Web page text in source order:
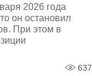
2026 года
он остановил
При этом в
637